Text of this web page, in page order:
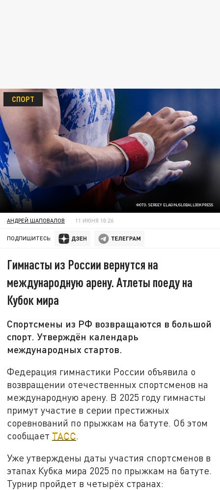
ФОТО: SERGEY ELAGIN/GLOBALLOOKPRESS
СПОРТ
АНДРЕЙ ШАПОВАЛОВ 11 ИЮНЯ 10:26
ПОДПИШИТЕСЬ:
Гимнасты из России вернутся на
международную арену. Атлеты поеду на
Кубок мира
Спортсмены из РФ возвращаются в большой
спорт. Утверждён календарь
международных стартов.
Федерация гимнастики России объявила о
возвращении отечественных спортсменов на
международную арену. В 2025 году гимнасты
примут участие в серии престижных
соревнований по прыжкам на батуте. Об этом
сообщает ТАСС.
Уже утверждены даты участия спортсменов в
этапах Кубка мира 2025 по прыжкам на батуте.
Турнир пройдет в четырёх странах: